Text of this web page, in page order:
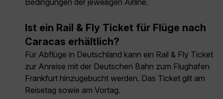
Bedingungen der jeweiligen Airline.
Ist ein Rail & Fly Ticket für Flüge nach
Caracas erhältlich?
Für Abflüge in Deutschland kann ein Rail & Fly Ticket
zur Anreise mit der Deutschen Bahn zum Flughafen
Frankfurt hinzugebucht werden. Das Ticket gilt am
Reisetag sowie am Vortag.